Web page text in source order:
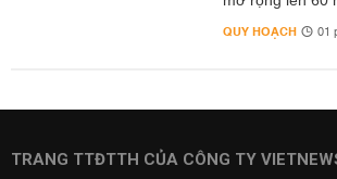
QUY HOẠCH 01
TRANG TTĐTTH CỦA CÔNG TY